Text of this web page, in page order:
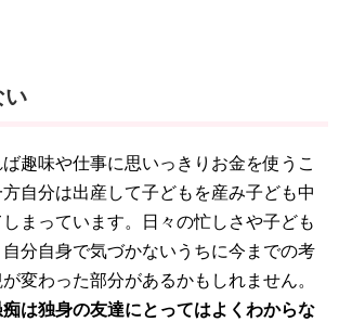
い
趣味や仕事に思いっきりお金を使うこ
自分は出産して子どもを産み子ども中
まっています。日々の忙しさや子ども
分自身で気づかないうちに今までの考
変わった部分があるかもしれません。
は独身の友達にとってはよくわからな